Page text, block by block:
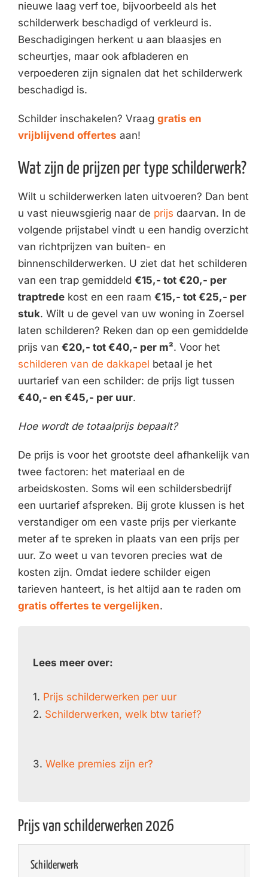
nieuwe laag verf toe, bijvoorbeeld als het
schilderwerk beschadigd of verkleurd is.
Beschadigingen herkent u aan blaasjes en
scheurtjes, maar ook afbladeren en
verpoederen zijn signalen dat het schilderwerk
beschadigd is.
Schilder inschakelen? Vraag gratis en
vrijblijvend offertes aan!
Wat zijn de prijzen per type schilderwerk?
Wilt u schilderwerken laten uitvoeren? Dan bent
u vast nieuwsgierig naar de prijs daarvan. In de
volgende prijstabel vindt u een handig overzicht
van richtprijzen van buiten- en
binnenschilderwerken. U ziet dat het schilderen
van een trap gemiddeld €15,- tot €20,- per
traptrede kost en een raam €15,- tot €25,- per
stuk. Wilt u de gevel van uw woning in Zoersel
laten schilderen? Reken dan op een gemiddelde
prijs van €20,- tot €40,- per m². Voor het
schilderen van de dakkapel betaal je het
uurtarief van een schilder: de prijs ligt tussen
€40,- en €45,- per uur.
Hoe wordt de totaalprijs bepaalt?
De prijs is voor het grootste deel afhankelijk van
twee factoren: het materiaal en de
arbeidskosten. Soms wil een schildersbedrijf
een uurtarief afspreken. Bij grote klussen is het
verstandiger om een vaste prijs per vierkante
meter af te spreken in plaats van een prijs per
uur. Zo weet u van tevoren precies wat de
kosten zijn. Omdat iedere schilder eigen
tarieven hanteert, is het altijd aan te raden om
gratis offertes te vergelijken.
Lees meer over:
1. Prijs schilderwerken per uur
2. Schilderwerken, welk btw tarief?
3. Welke premies zijn er?
Prijs van schilderwerken 2026
Schilderwerk